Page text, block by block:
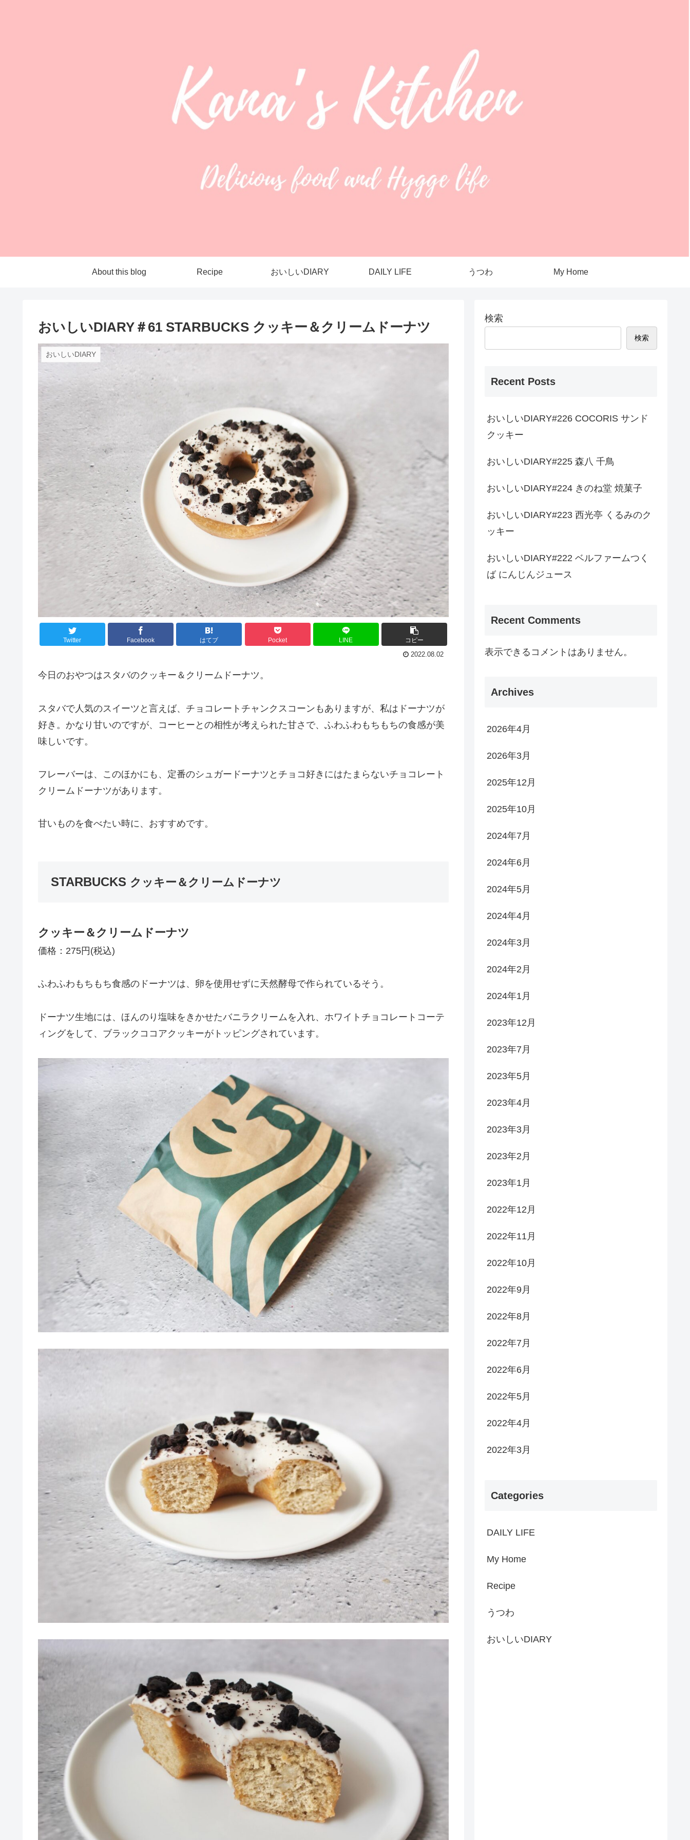
About this blog Recipe おいしいDIARY DAILY LIFE うつわ My Home
おいしいDIARY＃61 STARBUCKS クッキー＆クリームドーナツ
おいしいDIARY
Twitter Facebook はてブ Pocket LINE コピー
2022.08.02
今日のおやつはスタバのクッキー＆クリームドーナツ。
スタバで人気のスイーツと言えば、チョコレートチャンクスコーンもありますが、私はドーナツが
好き。かなり甘いのですが、コーヒーとの相性が考えられた甘さで、ふわふわもちもちの食感が美
味しいです。
フレーバーは、このほかにも、定番のシュガードーナツとチョコ好きにはたまらないチョコレート
クリームドーナツがあります。
甘いものを食べたい時に、おすすめです。
STARBUCKS クッキー＆クリームドーナツ
クッキー＆クリームドーナツ
価格：275円(税込)
ふわふわもちもち食感のドーナツは、卵を使用せずに天然酵母で作られているそう。
ドーナツ生地には、ほんのり塩味をきかせたバニラクリームを入れ、ホワイトチョコレートコーテ
ィングをして、ブラックココアクッキーがトッピングされています。
検索
検索
Recent Posts
おいしいDIARY#226 COCORIS サンド
クッキー
おいしいDIARY#225 森八 千鳥
おいしいDIARY#224 きのね堂 焼菓子
おいしいDIARY#223 西光亭 くるみのク
ッキー
おいしいDIARY#222 ベルファームつく
ば にんじんジュース
Recent Comments
表示できるコメントはありません。
Archives
2026年4月
2026年3月
2025年12月
2025年10月
2024年7月
2024年6月
2024年5月
2024年4月
2024年3月
2024年2月
2024年1月
2023年12月
2023年7月
2023年5月
2023年4月
2023年3月
2023年2月
2023年1月
2022年12月
2022年11月
2022年10月
2022年9月
2022年8月
2022年7月
2022年6月
2022年5月
2022年4月
2022年3月
Categories
DAILY LIFE
My Home
Recipe
うつわ
おいしいDIARY